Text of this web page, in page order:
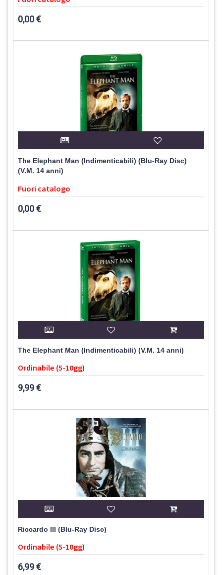
0,00 €
The Elephant Man (Indimenticabili) (Blu-Ray Disc)
(V.M. 14 anni)
Fuori catalogo
0,00 €
The Elephant Man (Indimenticabili) (V.M. 14 anni)
Ordinabile (5-10gg)
9,99 €
Riccardo III (Blu-Ray Disc)
Ordinabile (5-10gg)
6,99 €